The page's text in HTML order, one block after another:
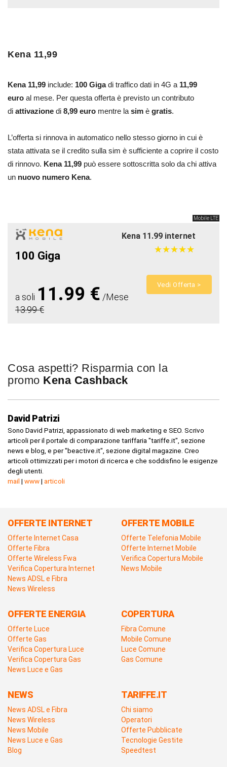
Kena 11,99
Kena 11,99 include: 100 Gigadi traffico dati in 4G a 11,99
euro al mese. Per questa offerta è previsto un contributo
di attivazione di 8,99 euro mentre la sim è gratis.
L’offerta si rinnova in automatico nello stesso giorno in cui è
stata attivata se il credito sulla sim è sufficiente a coprire il costo
di rinnovo. Kena 11,99 può essere sottoscritta solo da chi attiva
un nuovo numero Kena.
Mobile LTE
Kena 11.99 internet
100 Giga
★★★★★
★★★★★
a soli 11.99 € /Mese
13.99 €
Vedi Offerta >
Cosa aspetti? Risparmia con la
promo Kena Cashback
David Patrizi
Sono David Patrizi, appassionato di web marketing e SEO. Scrivo
articoli per il portale di comparazione tariffaria "tariffe.it", sezione
news e blog, e per "beactive.it", sezione digital magazine. Creo
articoli ottimizzati per i motori di ricerca e che soddisfino le esigenze
degli utenti.
mail | www| articoli
OFFERTE INTERNET
Offerte Internet Casa
Offerte Fibra
Offerte Wireless Fwa
Verifica Copertura Internet
News ADSL e Fibra
News Wireless
OFFERTE MOBILE
Offerte Telefonia Mobile
Offerte Internet Mobile
Verifica Copertura Mobile
News Mobile
OFFERTE ENERGIA
Offerte Luce
Offerte Gas
Verifica Copertura Luce
Verifica Copertura Gas
News Luce e Gas
COPERTURA
Fibra Comune
Mobile Comune
Luce Comune
Gas Comune
NEWS
News ADSL e Fibra
News Wireless
News Mobile
News Luce e Gas
Blog
TARIFFE.IT
Chi siamo
Operatori
Offerte Pubblicate
Tecnologie Gestite
Speedtest